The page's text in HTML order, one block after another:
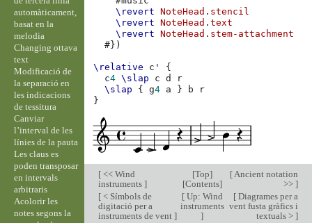
\revert
NoteHead . stencil
\revert
NoteHead .text
\revert
NoteHead . stem-attachment
#})
\relative c'
{
c4 \slap c d
r
\slap
{ g4 a } b
r
}
[<< Wind
instruments ]
[Top]
[Contents]
[Ancient notation
>> ]
[< Símbols de
digitació per a
instruments de vent ]
[Up: Wind
instruments
]
[Diagrames per a
vent fusta gràfics i
textuals > ]
automàticament,
basat en la
melodia
Changing ottava
text
Modificació de
la separació en
les indicacions
de tessitura
Canviar
l’interval de les
línies de la pauta
Les claus es
poden transposar
en intervals
arbitraris
Acolorir les
notes segons la